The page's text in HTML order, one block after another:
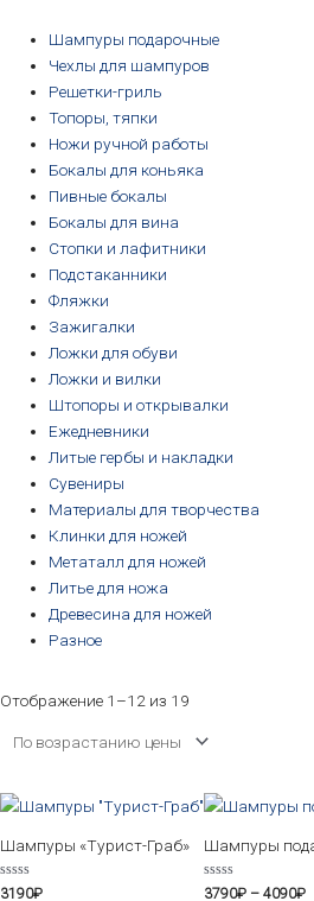
Шампуры подарочные
Чехлы для шампуров
Решетки-гриль
Топоры, тяпки
Ножи ручной работы
Бокалы для коньяка
Пивные бокалы
Бокалы для вина
Стопки и лафитники
Подстаканники
Фляжки
Зажигалки
Ложки для обуви
Ложки и вилки
Штопоры и открывалки
Ежедневники
Литые гербы и накладки
Сувениры
Материалы для творчества
Клинки для ножей
Метаталл для ножей
Литье для ножа
Древесина для ножей
Разное
Отображение 1–12 из 19
Шампуры «Турист-Граб»
Оценка
3190₽
Шампуры
Оценка
3790₽ – 4090₽